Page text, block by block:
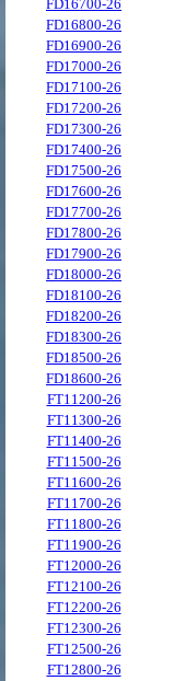
FD16700-26
FD16800-26
FD16900-26
FD17000-26
FD17100-26
FD17200-26
FD17300-26
FD17400-26
FD17500-26
FD17600-26
FD17700-26
FD17800-26
FD17900-26
FD18000-26
FD18100-26
FD18200-26
FD18300-26
FD18500-26
FD18600-26
FT11200-26
FT11300-26
FT11400-26
FT11500-26
FT11600-26
FT11700-26
FT11800-26
FT11900-26
FT12000-26
FT12100-26
FT12200-26
FT12300-26
FT12500-26
FT12800-26